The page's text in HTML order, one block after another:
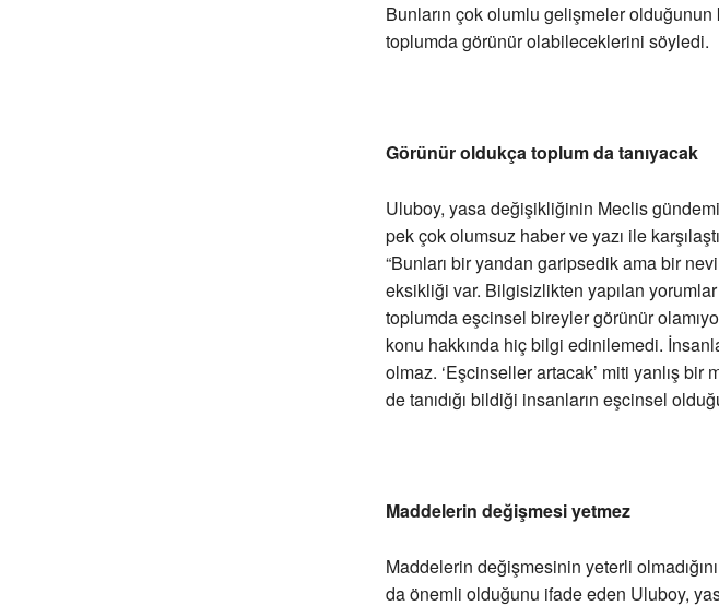
Bunların çok olumlu gelişmeler
toplumda görünür olabileceklerini söyledi.
Görünür oldukça toplum da tanıyacak
Uluboy, yasa değişikliğinin Meclis
pek çok olumsuz haber ve yazı ile
“Bunları bir yandan garipsedik ama bir
eksikliği var. Bilgisizlikten yapılan
toplumda eşcinsel bireyler görünür
konu hakkında hiç bilgi edinilemedi.
olmaz. ‘Eşcinseller artacak’ miti yanlış
de tanıdığı bildiği insanların eşcinsel
Maddelerin değişmesi yetmez
Maddelerin değişmesinin yeterli
da önemli olduğunu ifade eden Uluboy,